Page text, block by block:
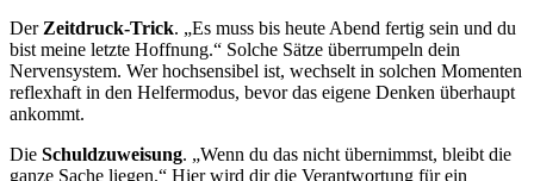
Der Zeitdruck-Trick. „Es muss bis heute Abend fertig sein und du
bist meine letzte Hoffnung.“ Solche Sätze überrumpeln dein
Nervensystem. Wer hochsensibel ist, wechselt in solchen Momenten
reflexhaft in den Helfermodus, bevor das eigene Denken überhaupt
ankommt.
Die Schuldzuweisung. „Wenn du das nicht übernimmst, bleibt die
ganze Sache liegen.“ Hier wird dir die Verantwortung für ein